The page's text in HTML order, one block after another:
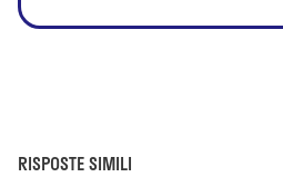
RISPOSTE SIMILI